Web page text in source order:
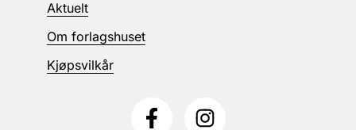
Aktuelt
Om forlagshuset
Kjøpsvilkår